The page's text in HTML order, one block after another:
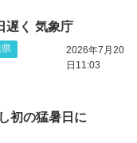
遅く 気象庁
2026年7月20
日11:03
初の猛暑日に